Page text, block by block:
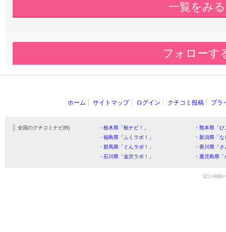
一覧をみる
フォローす
ホーム サイトマップ ログイン クチコミ投稿 プラ
全国のクチコミナビ(R) ・栃木県「栃ナビ！」
・熊本県「
・福島県「ふくラボ！」
・新潟県「
・群馬県「ぐんラボ！」
・香川県「
・石川県「金沢ラボ！」
・鹿児島県
(C) HitBit